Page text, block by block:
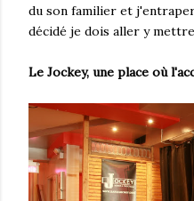
du son familier et
décidé je dois aller y
Le Jockey, une place où